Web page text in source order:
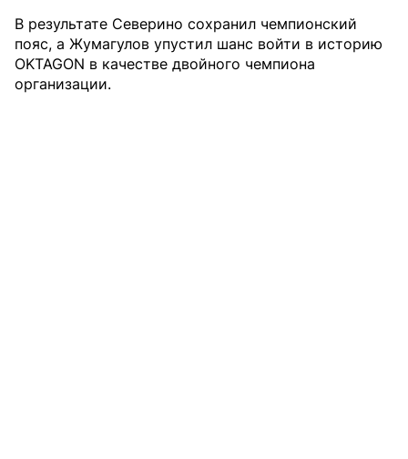
В результате Северино сохранил чемпионский
пояс, а Жумагулов упустил шанс войти в историю
OKTAGON в качестве двойного чемпиона
организации.